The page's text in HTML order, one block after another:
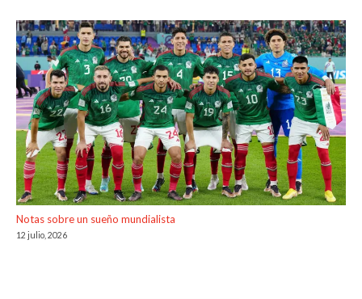
Notas sobre un sueño mundialista
12 julio, 2026